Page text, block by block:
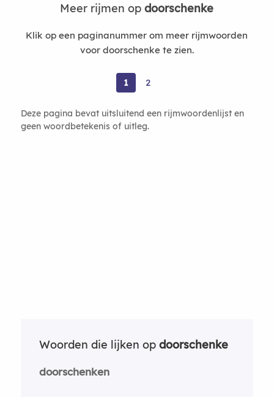
Meer rijmen opdoorschenke
Klik op een paginanummer om meer rijmwoorden
voor doorschenke te zien.
1 2
Deze pagina bevat uitsluitend een rijmwoordenlijst en
geen woordbetekenis of uitleg.
Woorden die lijken op doorschenke
doorschenken